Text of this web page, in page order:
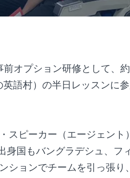
オプション研修として、
英語村）の半日レッスンに
スピーカー（エージェント
国もバングラデシュ、フ
ションでチームを引っ張り